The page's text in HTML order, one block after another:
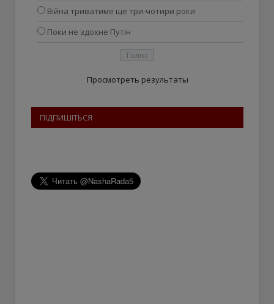
Війна триватиме ще три-чотири роки
Поки не здохне Путін
Просмотреть результаты
ПІДПИШІТЬСЯ